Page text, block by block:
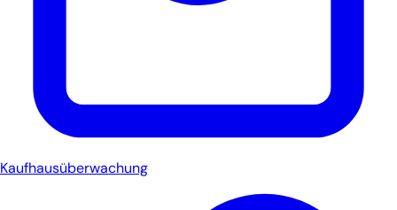
Kaufhausüberwachung